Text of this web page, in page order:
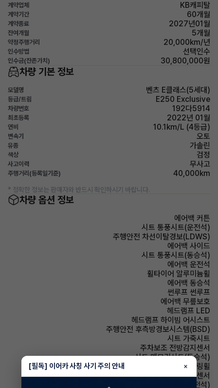
계약업체 KB캐피탈
계약기간 60개월
계약종료 2027년01월
잔여개월 5개월
약정주행거리 20,000km/년
인수방법 선택인수
인수금(잔존가치) 30,800,000원
차량 기본 정보
모델명 벤츠 E클래스(5세대)
등급/트림 E250 Exclusive
차량번호 192다5914
최초등록 2022년 01월
연비 10.1km/L (4등급)
변속기 오토
유종 가솔린
색상 검정
사고이력 무사고
주행거리(등록일기준) 40,000km
* 정확한 정보는 판매자와 반드시 확인하시기 바랍니다.
차량 옵션 정보
에어백 커튼
시트 통풍시트(운전석)
주행안전 차선이탈경보(LDWS)
에어백 사이드
시트 통풍시트(동승석)
에어백 운전석
휠타이어 알루미늄휠
에어백 동승석
썬루프 썬루프
에어백 무릎보호
헤드램프 LED
헤드램프 하이빔 어시스트
주행안전 후측방경보시스템(BSD)
시트 가죽시트
주차보조 전방감지센서
시트 메모리시트(동승석)
스티어링휠 가죽스티어링휠
주차보조 후방감지센서
시트 메모리시트(운전석)
[필독] 이어카 사칭 사기 주의 안내 ×